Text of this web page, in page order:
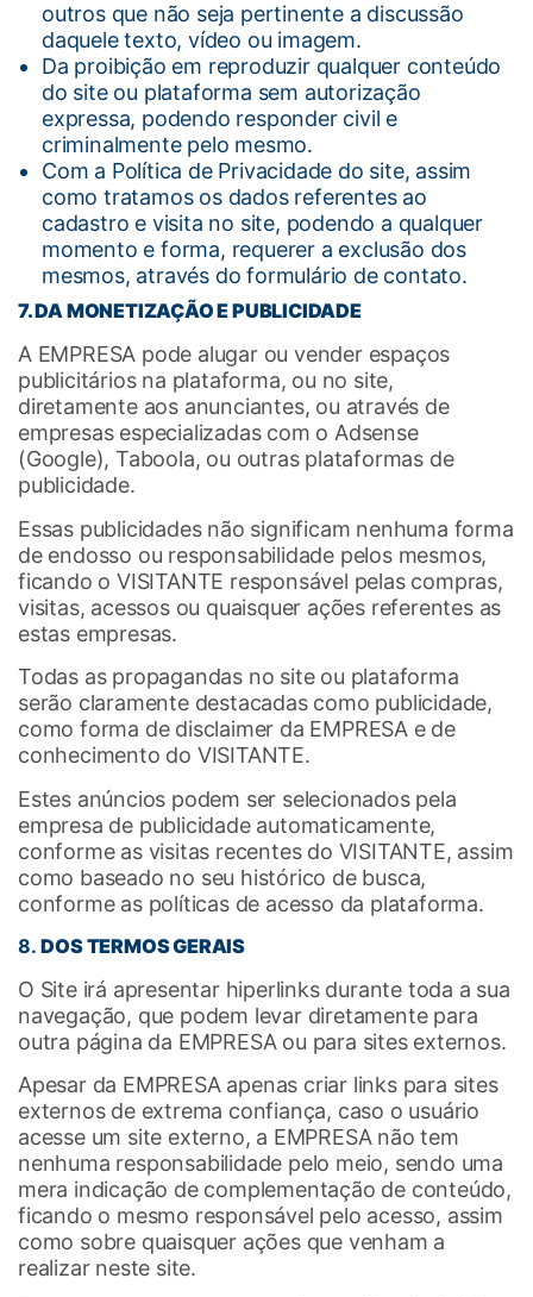
outros que não seja pertinente a discussão
daquele texto, vídeo ou imagem.
Da proibição em reproduzir qualquer conteúdo
do site ou plataforma sem autorização
expressa, podendo responder civil e
criminalmente pelo mesmo.
Com a Política de Privacidade do site, assim
como tratamos os dados referentes ao
cadastro e visita no site, podendo a qualquer
momento e forma, requerer a exclusão dos
mesmos, através do formulário de contato.
7. DA MONETIZAÇÃO E PUBLICIDADE
A EMPRESA pode alugar ou vender espaços
publicitários na plataforma, ou no site,
diretamente aos anunciantes, ou através de
empresas especializadas com o Adsense
(Google), Taboola, ou outras plataformas de
publicidade.
Essas publicidades não significam nenhuma forma
de endosso ou responsabilidade pelos mesmos,
ficando o VISITANTE responsável pelas compras,
visitas, acessos ou quaisquer ações referentes as
estas empresas.
Todas as propagandas no site ou plataforma
serão claramente destacadas como publicidade,
como forma de disclaimer da EMPRESA e de
conhecimento do VISITANTE.
Estes anúncios podem ser selecionados pela
empresa de publicidade automaticamente,
conforme as visitas recentes do VISITANTE, assim
como baseado no seu histórico de busca,
conforme as políticas de acesso da plataforma.
8.DOS TERMOS GERAIS
O Site irá apresentar hiperlinks durante toda a sua
navegação, que podem levar diretamente para
outra página da EMPRESA ou para sites externos.
Apesar da EMPRESA apenas criar links para sites
externos de extrema confiança, caso o usuário
acesse um site externo, a EMPRESA não tem
nenhuma responsabilidade pelo meio, sendo uma
mera indicação de complementação de conteúdo,
ficando o mesmo responsável pelo acesso, assim
como sobre quaisquer ações que venham a
realizar neste site.